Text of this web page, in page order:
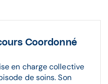
Coordonné
en charge collective
de soins. Son